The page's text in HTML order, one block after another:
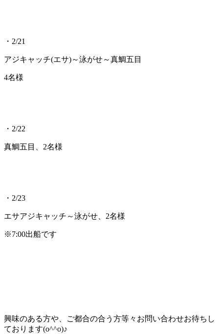
・2/21
アジキャッチ(エサ)～泳がせ～真鯛五目
4名様
・2/22
真鯛五目、2名様
・2/23
エサアジキャッチ～泳がせ、2名様
※7:00出船です
興味のある方や、ご都合の合う方等々お問い合わせお待ちし
ております(o^^o)♪